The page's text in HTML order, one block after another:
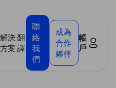
解決
方案
翻
譯
聯
絡
我
們
成為
合作
夥伴
帳
戶